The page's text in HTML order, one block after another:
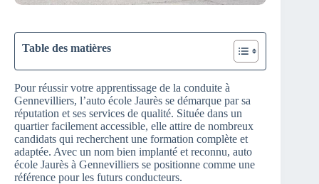
Table des matières
Pour réussir votre apprentissage de la conduite à
Gennevilliers, l’auto école Jaurès se démarque par sa
réputation et ses services de qualité. Située dans un
quartier facilement accessible, elle attire de nombreux
candidats qui recherchent une formation complète et
adaptée. Avec un nom bien implanté et reconnu, auto
école Jaurès à Gennevilliers se positionne comme une
référence pour les futurs conducteurs.